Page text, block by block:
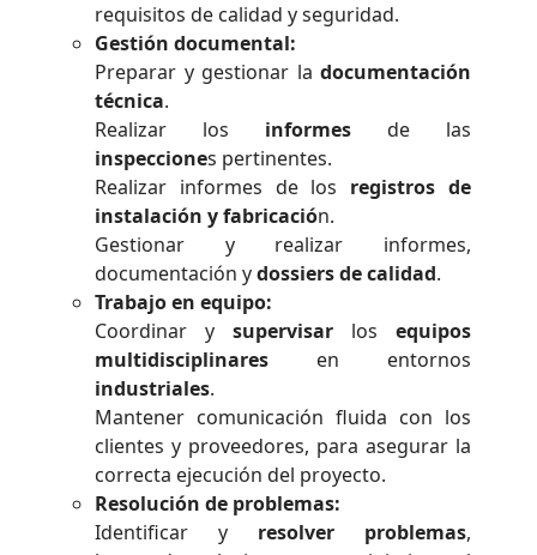
requisitos de calidad y seguridad.
Gestión documental:
Preparar y gestionar la documentación
técnica.
Realizar los informes de las
inspecciones pertinentes.
Realizar informes de los registros de
instalación y fabricación.
Gestionar y realizar informes,
documentación ydossiers de calidad.
Trabajo en equipo:
Coordinar y supervisar los equipos
multidisciplinares en entornos
industriales.
Mantener comunicación fluida con los
clientes y proveedores, para asegurar la
correcta ejecución del proyecto.
Resolución de problemas:
Identificar y resolver problemas,